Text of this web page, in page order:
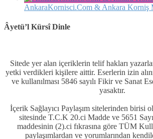
AnkaraKornisci.Com & Ankara Korniş
Âyetü’l Kürsî Dinle
Sitede yer alan içeriklerin telif hakları
yetki verdikleri kişilere aittir. Eserlerin izin
ve kullanılması 5846 sayılı Fikir ve Sanat
yasaktır.
İçerik Sağlayıcı Paylaşım sitelerinden birisi
sitesinde T.C.K 20.ci Madde ve 5651
maddesinin (2).ci fıkrasına göre TÜM
paylaşımlardan ve yorumlarından